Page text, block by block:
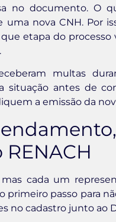
no documento. O
nova CNH. Por
etapa do processo
multas
situação antes de
a emissão da
cada um
primeiro passo para
no cadastro junto ao